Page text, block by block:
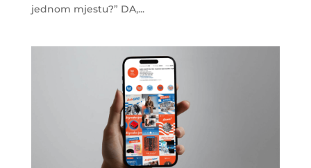
jednom mjestu?” DA,...